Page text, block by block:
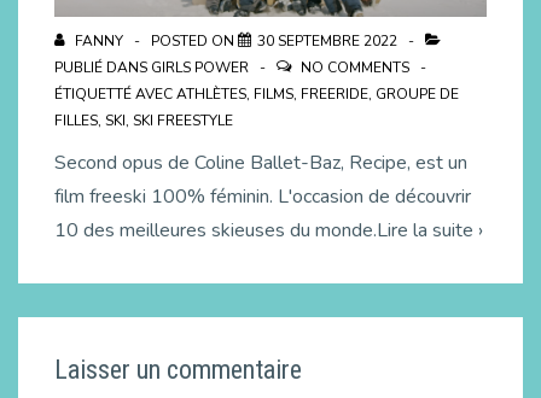
FANNY POSTED ON
30 SEPTEMBRE 2022
PUBLIÉ DANS GIRLS POWER
NO COMMENTS
ÉTIQUETTÉ AVECATHLÈTES, FILMS, FREERIDE, GROUPE DE
FILLES, SKI, SKI FREESTYLE
Second opus de Coline Ballet-Baz, Recipe, est un
film freeski 100% féminin. L'occasion de découvrir
10 des meilleures skieuses du monde.Lire la suite ›
Laisser un commentaire